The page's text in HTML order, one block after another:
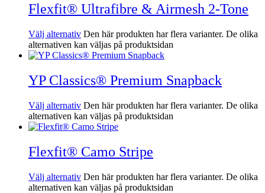
Flexfit® Ultrafibre & Airmesh 2-Tone
Välj alternativ Den här produkten har flera varianter. De olika
alternativen kan väljas på produktsidan
YP Classics® Premium Snapback
Välj alternativ Den här produkten har flera varianter. De olika
alternativen kan väljas på produktsidan
Flexfit® Camo Stripe
Välj alternativ Den här produkten har flera varianter. De olika
alternativen kan väljas på produktsidan